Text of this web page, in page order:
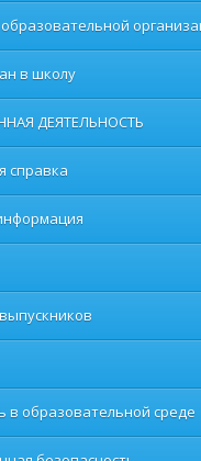
в школу
ДЕЯТЕЛЬНОСТЬ
справка
в образовательной среде